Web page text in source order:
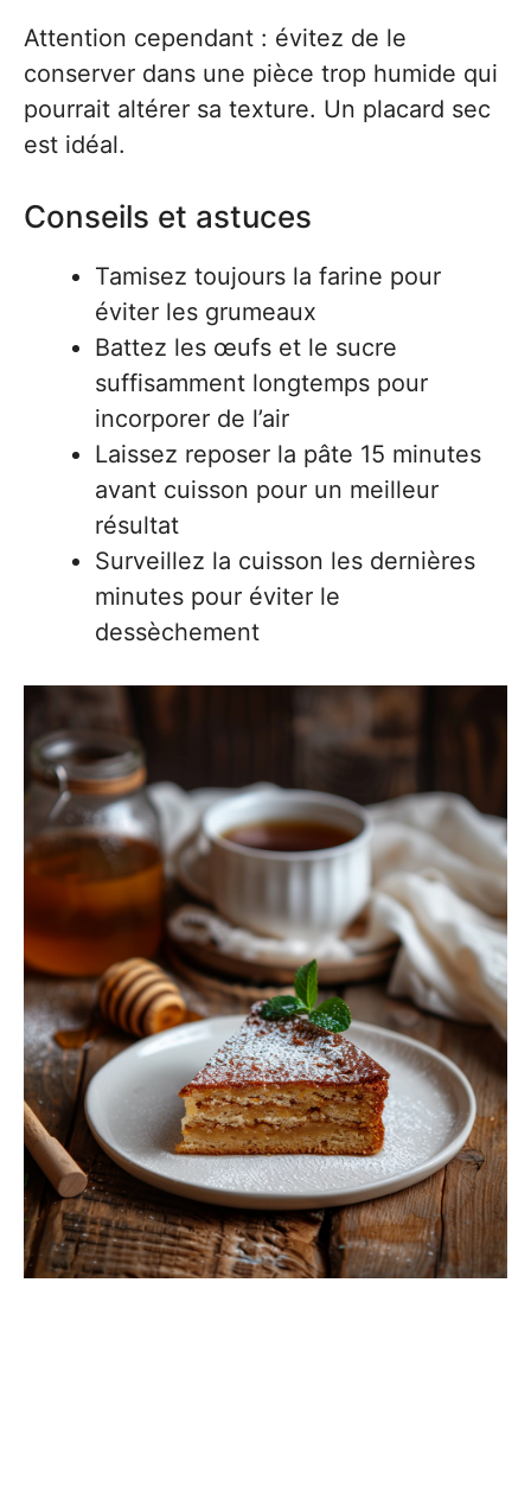
Attention cependant : évitez de le
conserver dans une pièce trop humide qui
pourrait altérer sa texture. Un placard sec
est idéal.
Conseils et astuces
Tamisez toujours la farine pour
éviter les grumeaux
Battez les œufs et le sucre
suffisamment longtemps pour
incorporer de l’air
Laissez reposer la pâte 15 minutes
avant cuisson pour un meilleur
résultat
Surveillez la cuisson les dernières
minutes pour éviter le
dessèchement